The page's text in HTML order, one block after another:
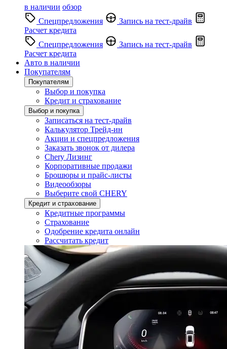
в наличии обзор
Спецпредложения
Запись на тест-драйв
Расчет кредита
Спецпредложения
Запись на тест-драйв
Расчет кредита
Авто в наличии
Покупателям
Покупателям
Выбор и покупка
Кредит и страхование
Выбор и покупка
Записаться на тест-драйв
Калькулятор Трейд-ин
Акции и спецпредложения
Заказать звонок от дилера
Chery Лизинг
Корпоративные продажи
Брошюры и прайс-листы
Видеообзоры
Выберите свой CHERY
Кредит и страхование
Кредитные программы
Страхование
Одобрение кредита онлайн
Рассчитать кредит